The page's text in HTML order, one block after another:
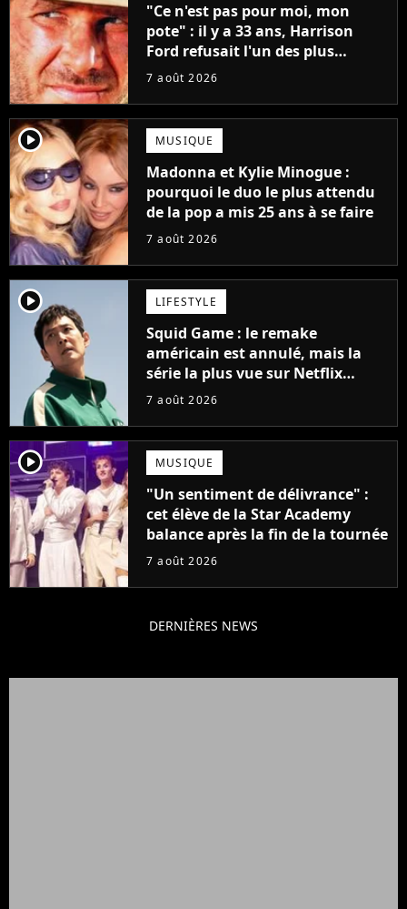
"Ce n'est pas pour moi, mon
pote" : il y a 33 ans, Harrison
Ford refusait l'un des plus
grands succès de tous les temps
7 août 2026
player2 MUSIQUE
Madonna et Kylie Minogue :
pourquoi le duo le plus attendu
de la pop a mis 25 ans à se faire
7 août 2026
player2 LIFESTYLE
Squid Game : le remake
américain est annulé, mais la
série la plus vue sur Netflix
pourrait avoir une version
7 août 2026
player2 MUSIQUE
"Un sentiment de délivrance" :
cet élève de la Star Academy
balance après la fin de la tournée
7 août 2026
DERNIÈRES NEWS